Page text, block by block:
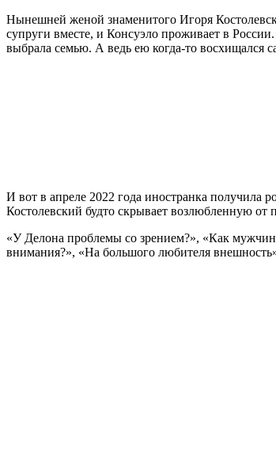
Нынешней женой знаменитого Игоря
супруги вместе, и Консуэло проживает в
выбрала семью. А ведь ею когда-то восхищался
И вот в апреле 2022 года иностранка получила
Костолевский будто скрывает возлюбленную
«У Делона проблемы со зрением?», «Как
внимания?», «На большого любителя